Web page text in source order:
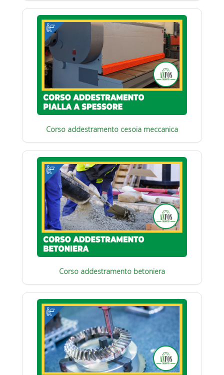
Corso addestramento cesoia meccanica
Corso addestramento betoniera